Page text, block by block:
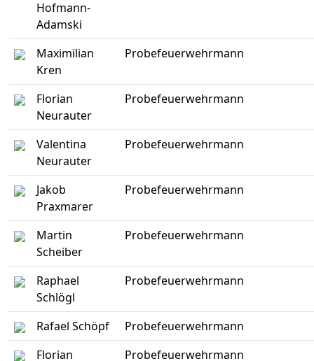
Hofmann-
Adamski
Maximilian
Kren
Probefeuerwehrmann
Florian
Neurauter
Probefeuerwehrmann
Valentina
Neurauter
Probefeuerwehrmann
Jakob
Praxmarer
Probefeuerwehrmann
Martin
Scheiber
Probefeuerwehrmann
Raphael
Schlögl
Probefeuerwehrmann
Rafael Schöpf
Probefeuerwehrmann
Florian
Probefeuerwehrmann